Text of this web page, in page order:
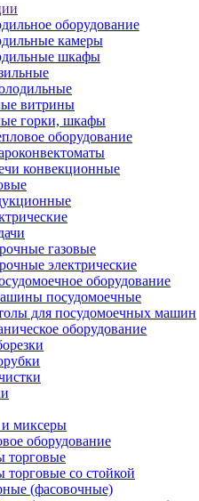
оборудование
камеры
шкафы
витрины
горки, шкафы
оборудование
конвекционные
газовые
электрические
оборудование
посудомоечные
для посудомоечных машин
оборудование
миксеры
оборудование
торговые
торговые со стойкой
(фасовочные)